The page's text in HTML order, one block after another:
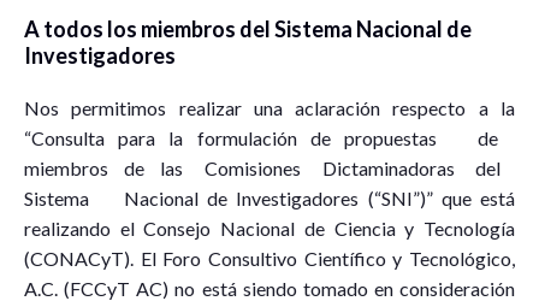
A todos los miembros del Sistema Nacional de
Investigadores
Nos permitimos realizar una aclaración respecto a la
“Consulta para la formulación de propuestas de
miembros de las Comisiones Dictaminadoras del
Sistema Nacional de Investigadores (“SNI”)” que está
realizando el Consejo Nacional de Ciencia y Tecnología
(CONACyT). El Foro Consultivo Científico y Tecnológico,
A.C. (FCCyT AC) no está siendo tomado en consideración